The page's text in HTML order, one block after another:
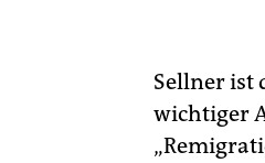
Sellner ist
wichtiger